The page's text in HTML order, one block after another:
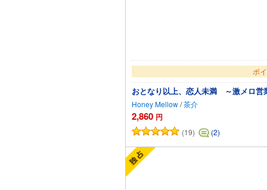
ボ
おとなり以上、恋人未満 ～激メロ営
Honey Mellow/茶介
2,860 円
(19) (2)